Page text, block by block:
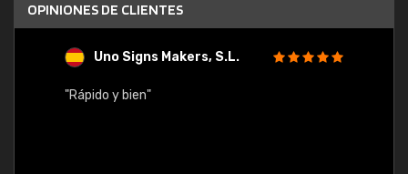
OPINIONES DE CLIENTES
Uno Signs Makers, S.L.
"Rápido y bien"